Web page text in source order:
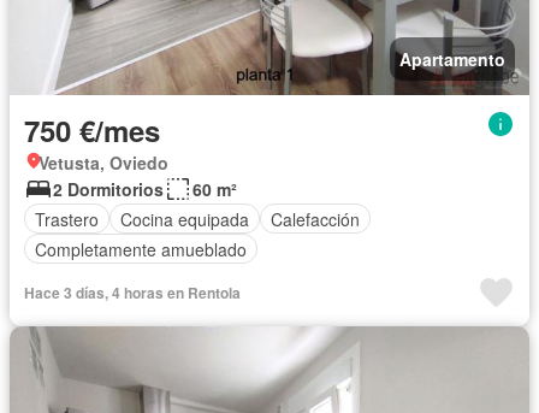
Apartamento
750 €/mes
Vetusta, Oviedo
2 Dormitorios
60 m²
Trastero
Cocina equipada
Calefacción
Completamente amueblado
Hace 3 días, 4 horas en Rentola